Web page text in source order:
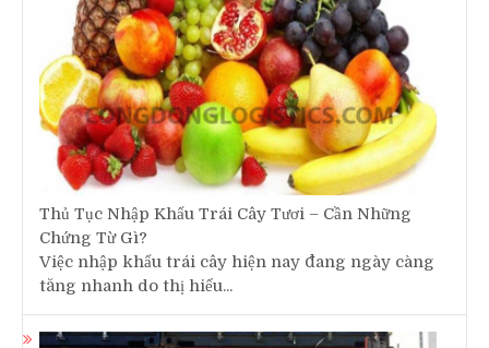
Thủ Tục Nhập Khẩu Trái Cây Tươi – Cần Những
Chứng Từ Gì?
Việc nhập khẩu trái cây hiện nay đang ngày càng
tăng nhanh do thị hiếu...